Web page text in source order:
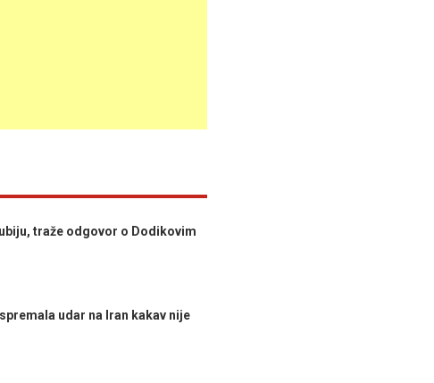
traže odgovor o Dodikovim
spremala udar na Iran kakav nije